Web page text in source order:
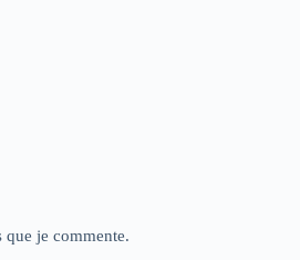
je commente.